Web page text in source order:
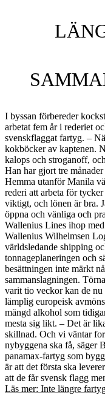
I byssan förbereder
arbetat fem år i rederiet
svenskflaggat fartyg. –
kokböcker av kaptenen.
kalops och stroganoff,
Han har gjort tre
Hemma utanför Manila
rederi att arbeta för
viktigt, och lönen är bra.
öppna och vänliga och
Wallenius Lines ihop
Wallenius Wilhelmsen
världsledande shipping
tonnageplaneringen och
besättningen inte märkt
sammanslagningen.
varit tio veckor kan de
lämplig europeisk
mängd alkohol som
mesta sig likt. – Det är
skillnad. Och vi väntar
nybyggena ska få, säger
panamax-fartyg som
är att det första ska
att de får svensk flagg
Läs mer: Inte längre